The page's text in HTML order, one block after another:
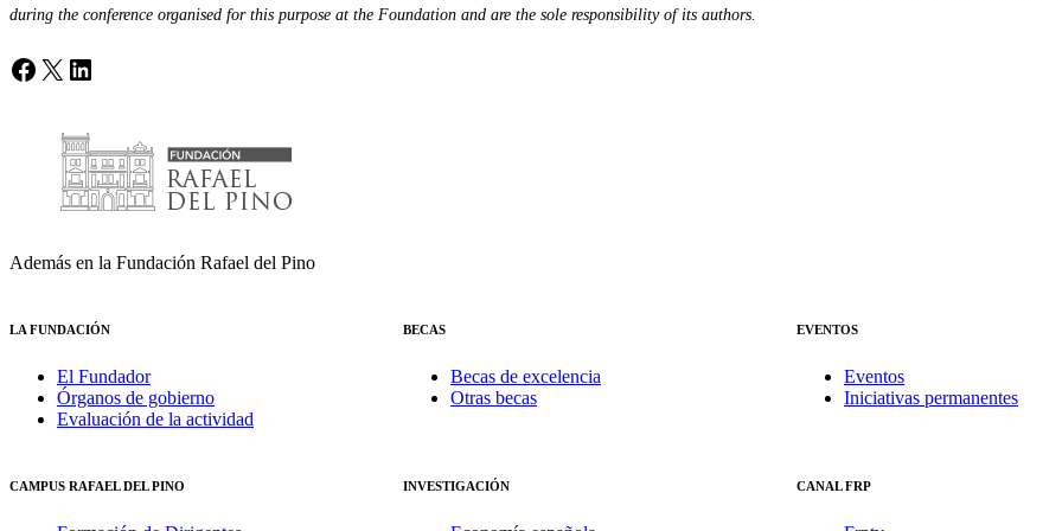
during the conference organised for this purpose at the Foundation and are the sole responsibility of its authors.
Facebook
X LinkedIn
Además en la Fundación Rafael del Pino
LA FUNDACIÓN
El Fundador
Órganos de gobierno
Evaluación de la actividad
BECAS
Becas de excelencia
Otras becas
EVENTOS
Eventos
Iniciativas permanentes
CAMPUS RAFAEL DEL PINO INVESTIGACIÓN CANAL FRP